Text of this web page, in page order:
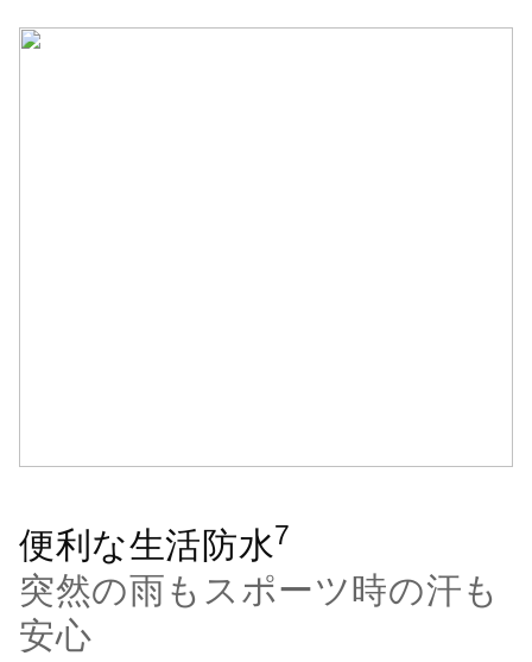
便利な生活防水7
突然の雨もスポーツ時の汗も
安心